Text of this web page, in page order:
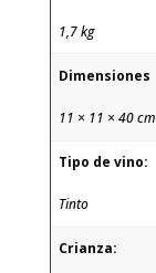
1,7 kg
Dimensiones
11 × 11 × 40 cm
Tipo de vino:
Tinto
Crianza: